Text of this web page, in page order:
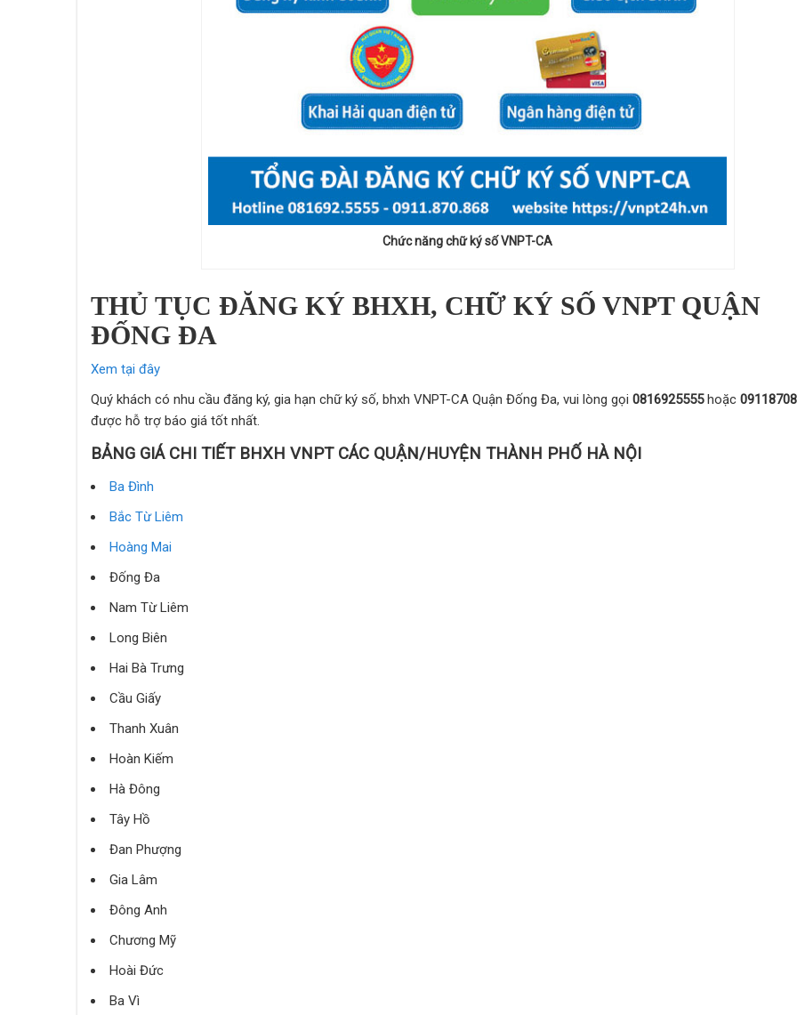
Chức năng chữ ký số VNPT-CA
THỦ TỤC ĐĂNG KÝ BHXH, CHỮ KÝ SỐ VNPT QUẬN
ĐỐNG ĐA
Xem tại đây
Quý khách có nhu cầu đăng ký, gia hạn chữ ký số, bhxh VNPT-CA Quận Đống Đa, vui lòng gọi 0816925555hoặc
được hỗ trợ báo giá tốt nhất.
BẢNG GIÁ CHI TIẾT BHXH VNPT CÁC QUẬN/HUYỆN THÀNH PHỐ HÀ NỘI
Ba Đình
Bắc Từ Liêm
Hoàng Mai
Đống Đa
Nam Từ Liêm
Long Biên
Hai Bà Trưng
Cầu Giấy
Thanh Xuân
Hoàn Kiếm
Hà Đông
Tây Hồ
Đan Phượng
Gia Lâm
Đông Anh
Chương Mỹ
Hoài Đức
Ba Vì